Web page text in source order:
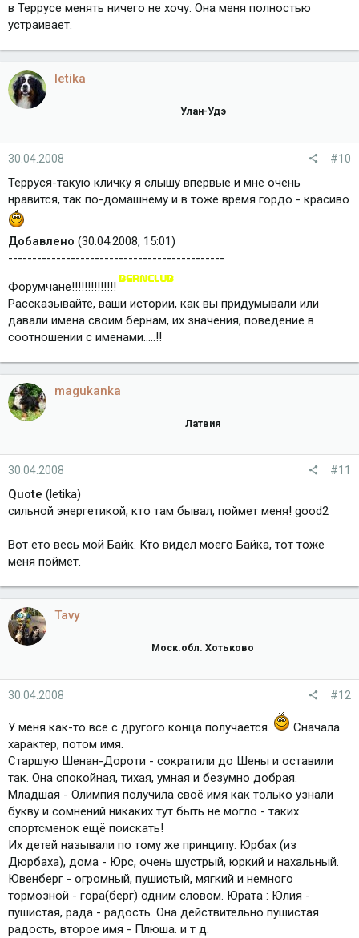
в Террусе менять ничего не хочу. Она меня полностью
устраивает.
letika
Улан-Удэ
30.04.2008 #10
Терруся-такую кличку я слышу впервые и мне очень
нравится, так по-домашнему и в тоже время гордо - красиво
Добавлено (30.04.2008, 15:01)
---------------------------------------------
Форумчане!!!!!!!!!!!!!!
Рассказывайте, ваши истории, как вы придумывали или
давали имена своим бернам, их значения, поведение в
соотношении с именами.....!!
magukanka
Латвия
30.04.2008 #11
Quote (letika)
сильной энергетикой, кто там бывал, поймет меня! good2
Вот ето весь мой Байк. Кто видел моего Байка, тот тоже
меня поймет.
Tavy
Моск.обл. Хотьково
30.04.2008 #12
У меня как-то всё с другого конца получается.
Сначала
характер, потом имя.
Старшую Шенан-Дороти - сократили до Шены и оставили
так. Она спокойная, тихая, умная и безумно добрая.
Младшая - Олимпия получила своё имя как только узнали
букву и сомнений никаких тут быть не могло - таких
спортсменок ещё поискать!
Их детей называли по тому же принципу: Юрбах (из
Дюрбаха), дома - Юрс, очень шустрый, юркий и нахальный.
Ювенберг - огромный, пушистый, мягкий и немного
тормозной - гора(берг) одним словом. Юрата : Юлия -
пушистая, рада - радость. Она действительно пушистая
радость, второе имя - Плюша. и т д.